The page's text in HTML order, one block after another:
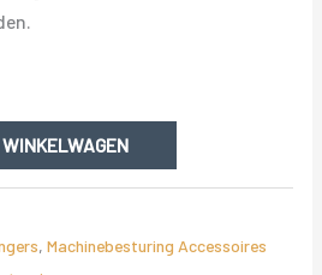
, Machinebesturing Accessoires